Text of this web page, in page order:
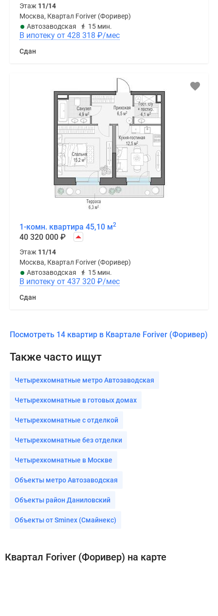
Этаж 11/14
Москва, Квартал Foriver (Форивер)
Автозаводская
15 мин.
В ипотеку от 428 318 ₽/мес
Сдан
1-комн. квартира 45,10 м2
40 320 000 ₽
Этаж 11/14
Москва, Квартал Foriver (Форивер)
Автозаводская
15 мин.
В ипотеку от 437 320 ₽/мес
Сдан
Посмотреть 14 квартир в Квартале Foriver (Форивер)
Также часто ищут
Четырехкомнатные метро Автозаводская
Четырехкомнатные в готовых домах
Четырехкомнатные с отделкой
Четырехкомнатные без отделки
Четырехкомнатные в Москве
Объекты метро Автозаводская
Объекты район Даниловский
Объекты от Sminex (Смайнекс)
Квартал Foriver (Форивер) на карте